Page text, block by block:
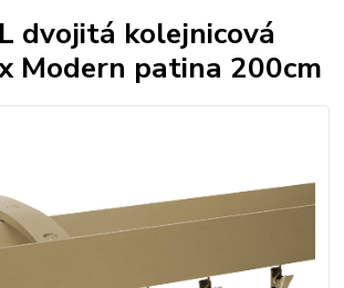
dvojitá kolejnicová
Modern patina 200cm